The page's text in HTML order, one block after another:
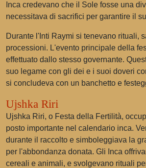
Inca credevano che il Sole fosse una
necessitava di sacrifici per garantire il
Durante l'Inti Raymi si tenevano rituali,
processioni. L'evento principale della
effettuato dallo stesso governante.
suo legame con gli dei e i suoi doveri
si concludeva con un banchetto e
Ujshka Riri
Ujshka Riri, o Festa della Fertilità,
posto importante nel calendario inca.
durante il raccolto e simboleggiava la
per l'abbondanza donata. Gli Inca
cereali e animali, e svolgevano rituali